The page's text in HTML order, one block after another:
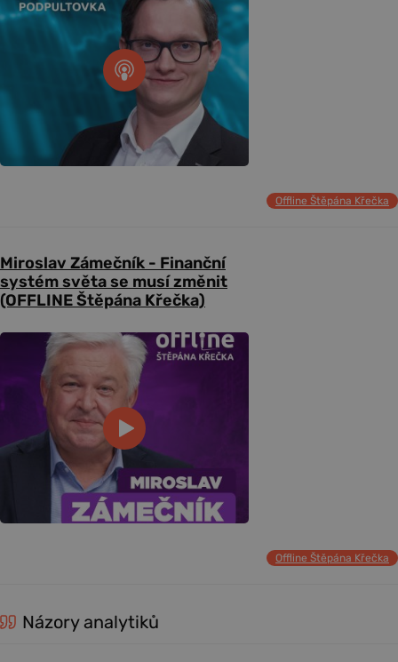
Offline Štěpána Křečka
Miroslav Zámečník - Finanční
systém světa se musí změnit
(OFFLINE Štěpána Křečka)
Offline Štěpána Křečka
Názory analytiků